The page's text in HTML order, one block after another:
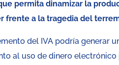
permita dinamizar la
frente a la tragedia del
del IVA podría generar
al uso de dinero